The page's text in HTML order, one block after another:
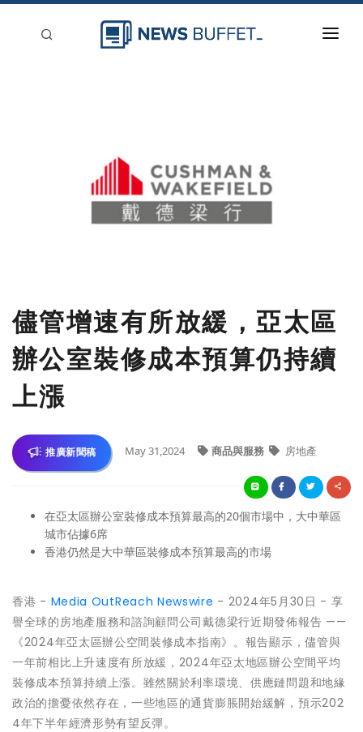
儘管增速有所放緩，亞太區
辦公室裝修成本預算仍持續
上漲
推廣新聞稿 May 31,2024 商品與服務 房地產
在亞太區辦公室裝修成本預算最高的20個市場中，大中華區
城市佔據6席
香港仍然是大中華區裝修成本預算最高的市場
香港 - Media OutReach Newswire - 2024年5月30日 - 享
譽全球的房地產服務和諮詢顧問公司戴德梁行近期發佈報告 ——
《2024年亞太區辦公空間裝修成本指南》。報告顯示，儘管與
一年前相比上升速度有所放緩，2024年亞太地區辦公空間平均
裝修成本預算持續上漲。雖然關於利率環境、供應鏈問題和地緣
政治的擔憂依然存在，一些地區的通貨膨脹開始緩解，預示202
4年下半年經濟形勢有望反彈。